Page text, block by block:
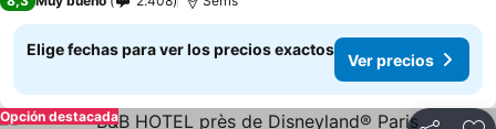
Elige fechas para ver los precios exactos
Ver precios
Opción destacada